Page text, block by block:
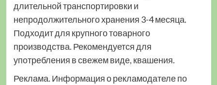
длительной транспортировки и
непродолжительного хранения 3-4 месяца.
Подходит для крупного товарного
производства. Рекомендуется для
употребления в свежем виде, квашения.
Реклама. Информация о рекламодателе по